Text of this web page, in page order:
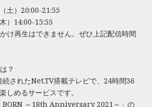
土）20:00-21:55
木）14:00-15:55
け再生はできません。 ぜひ上記配信時間
？
されたNet.TV搭載テレビで、24時間36
しめるサービスです。
BORN ～18th Anniversary 2021～」の